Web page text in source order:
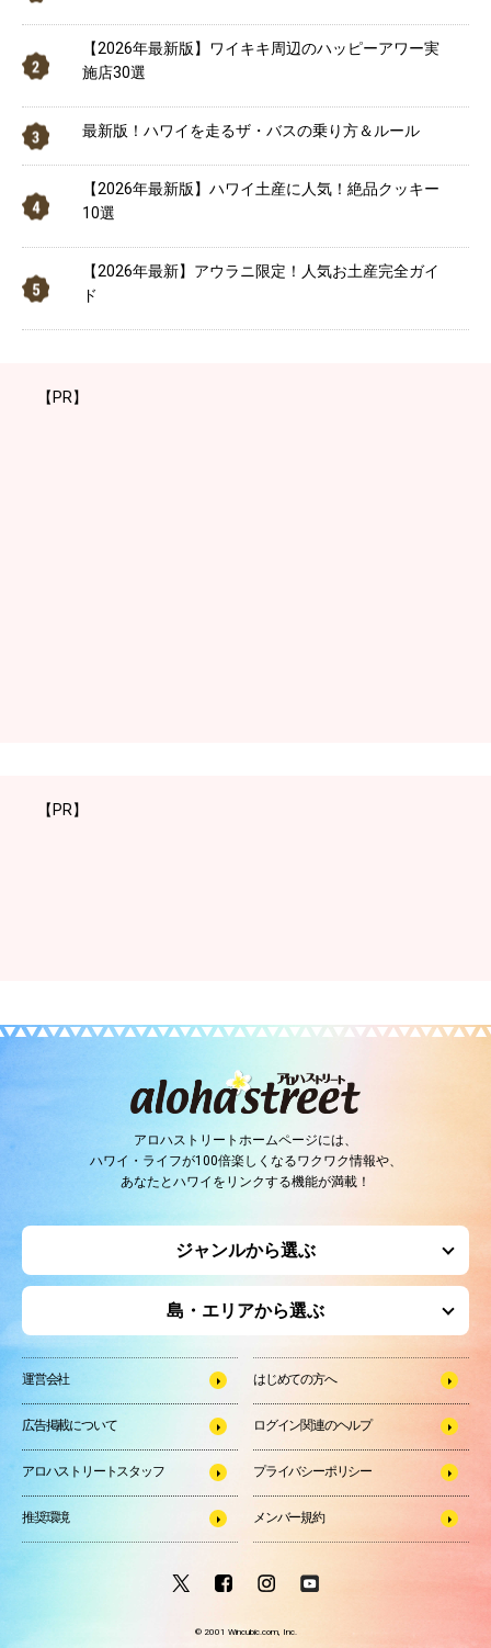
【2026年最新版】ワイキキ周辺のハッピーアワー実
施店30選
最新版！ハワイを走るザ・バスの乗り方＆ルール
【2026年最新版】ハワイ土産に人気！絶品クッキー
10選
【2026年最新】アウラニ限定！人気お土産完全ガイ
ド
【PR】
【PR】
アロハストリートホームページには、
ハワイ・ライフが100倍楽しくなるワクワク情報や、
あなたとハワイをリンクする機能が満載！
ジャンルから選ぶ
島・エリアから選ぶ
運営会社 はじめての方へ
広告掲載について ログイン関連のヘルプ
アロハストリートスタッフ プライバシーポリシー
推奨環境 メンバー規約
© 2001 Wincubic.com, Inc.